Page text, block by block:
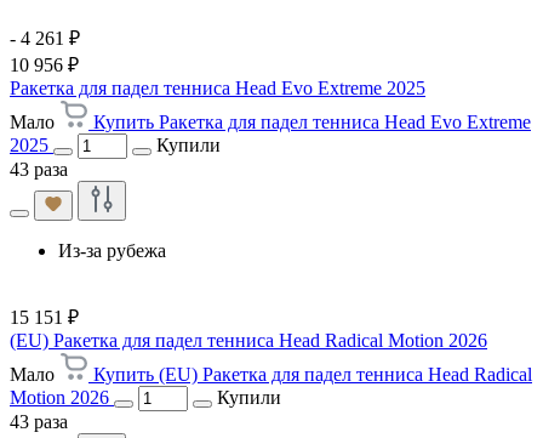
- 4 261 ₽
10 956 ₽
Ракетка для падел тенниса Head Evo Extreme 2025
Мало
Купить Ракетка для падел тенниса Head Evo Extreme
2025
Купили
43 раза
Из-за рубежа
15 151 ₽
(EU) Ракетка для падел тенниса Head Radical Motion 2026
Мало
Купить (EU) Ракетка для падел тенниса Head Radical
Motion 2026
Купили
43 раза